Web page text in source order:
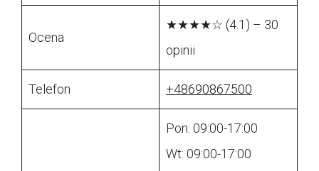
Ocena
★★★★☆ (4.1) – 30
opinii
Telefon +48690867500
Pon: 09:00-17:00
Wt: 09:00-17:00